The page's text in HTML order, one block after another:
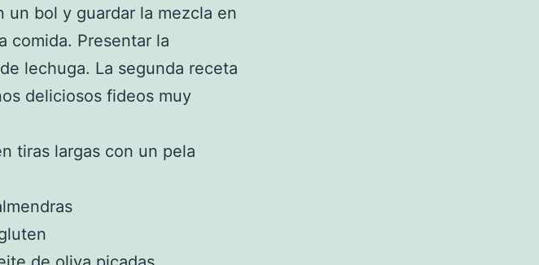
bol y guardar la mezcla en
comida. Presentar la
lechuga. La segunda receta
deliciosos fideos muy
tiras largas con un pela